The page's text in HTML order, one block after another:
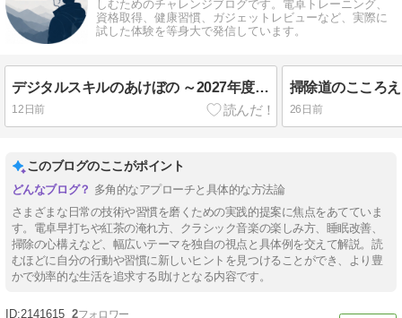
しむためのチャレンジブログです。電卓トレーニング、
資格取得、健康習慣、ガジェットレビューなど、実際に
試した体験を等身大で発信しています。
デジタルスキルのあけぼの ～2027年度から始まる新たな情報処理技術者試験の概況～
12日前 26日前
このブログのここがポイント
多角的なアプローチと具体的な方法論
さまざまな日常の技術や習慣を磨くための実践的提案に焦点をあてていま
す。電卓早打ちや紅茶の淹れ方、クラシック音楽の楽しみ方、睡眠改善、
掃除の心構えなど、幅広いテーマを独自の視点と具体例を交えて解説。読
むほどに自分の行動や習慣に新しいヒントを見つけることができ、より豊
かで効率的な生活を追求する助けとなる内容です。
2141615 2